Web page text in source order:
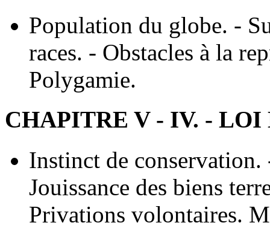
Population du globe. -
races. - Obstacles à la
Polygamie.
CHAPITRE V - IV. - LOI
Instinct de
Jouissance des biens
Privations volontaires.